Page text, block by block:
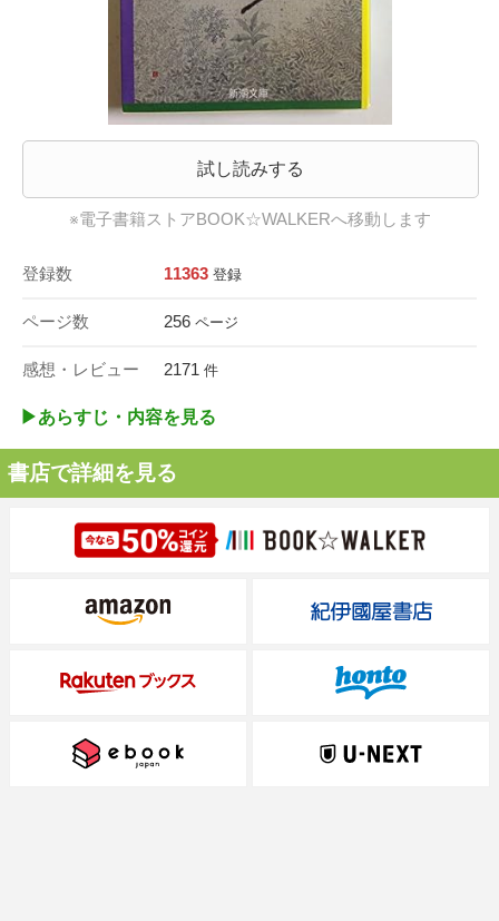
試し読みする
※電子書籍ストアBOOK☆WALKERへ移動します
登録数 11363 登録
ページ数 256 ページ
感想・レビュー 2171 件
▶︎あらすじ・内容を見る
書店で詳細を見る